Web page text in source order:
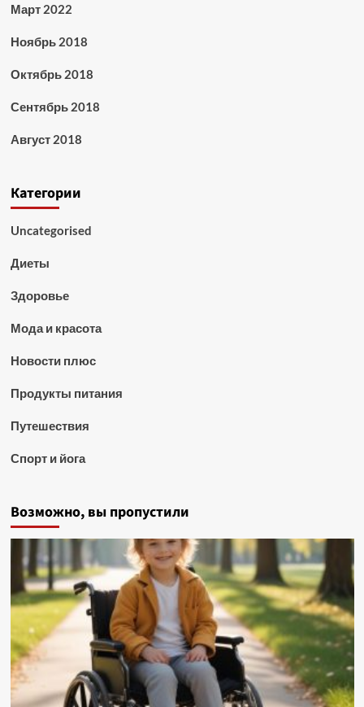
Март 2022
Ноябрь 2018
Октябрь 2018
Сентябрь 2018
Август 2018
Категории
Uncategorised
Диеты
Здоровье
Мода и красота
Новости плюс
Продукты питания
Путешествия
Спорт и йога
Возможно, вы пропустили